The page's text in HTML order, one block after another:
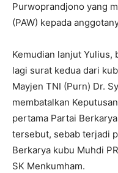
Purwoprandjono yang
(PAW) kepada
Kemudian lanjut Yulius,
lagi surat kedua dari
Mayjen TNI (Purn) Dr.
membatalkan
pertama Partai
tersebut, sebab terjadi
Berkarya kubu Muhdi
SK Menkumham.